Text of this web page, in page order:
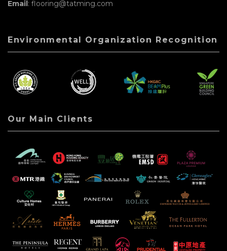
Email: flooring@tatming.com
Environmental Organization Recognition
Our Main Clients